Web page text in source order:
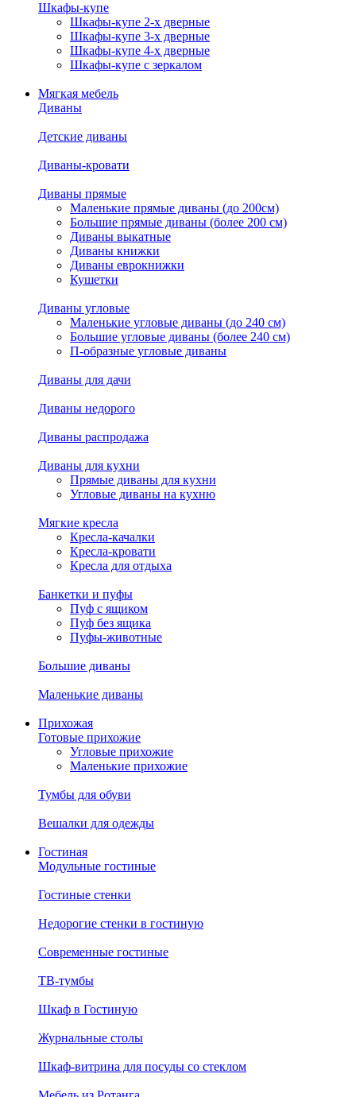
Шкафы-купе
Шкафы-купе 2-х дверные
Шкафы-купе 3-х дверные
Шкафы-купе 4-х дверные
Шкафы-купе с зеркалом
Мягкая мебель
Диваны
Детские диваны
Диваны-кровати
Диваны прямые
Маленькие прямые диваны (до 200см)
Большие прямые диваны (более 200 см)
Диваны выкатные
Диваны книжки
Диваны еврокнижки
Кушетки
Диваны угловые
Маленькие угловые диваны (до 240 см)
Большие угловые диваны (более 240 см)
П-образные угловые диваны
Диваны для дачи
Диваны недорого
Диваны распродажа
Диваны для кухни
Прямые диваны для кухни
Угловые диваны на кухню
Мягкие кресла
Кресла-качалки
Кресла-кровати
Кресла для отдыха
Банкетки и пуфы
Пуф с ящиком
Пуф без ящика
Пуфы-животные
Большие диваны
Маленькие диваны
Прихожая
Готовые прихожие
Угловые прихожие
Маленькие прихожие
Тумбы для обуви
Вешалки для одежды
Гостиная
Модульные гостиные
Гостиные стенки
Недорогие стенки в гостиную
Современные гостиные
ТВ-тумбы
Шкаф в Гостиную
Журнальные столы
Шкаф-витрина для посуды со стеклом